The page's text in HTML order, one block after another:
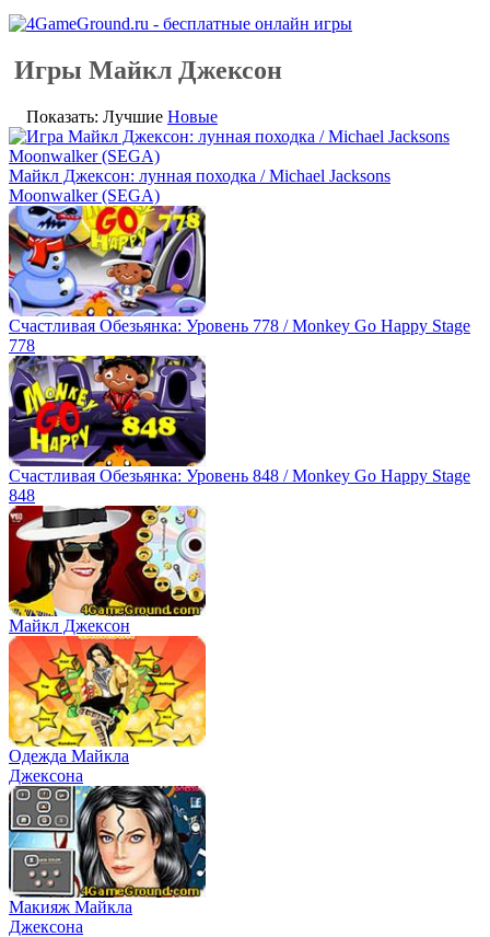
Игры Майкл Джексон
Показать: Лучшие Новые
Майкл Джексон: лунная походка / Michael Jacksons
Moonwalker (SEGA)
Счастливая Обезьянка: Уровень 778 / Monkey Go Happy Stage
778
Счастливая Обезьянка: Уровень 848 / Monkey Go Happy Stage
848
Майкл Джексон
Одежда Майкла
Джексона
Макияж Майкла
Джексона